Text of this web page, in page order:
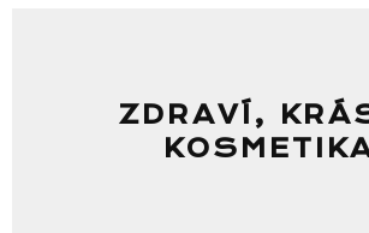
ZDRAVÍ,